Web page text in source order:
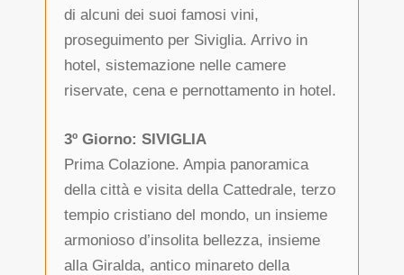
di alcuni dei suoi famosi vini,
proseguimento per Siviglia. Arrivo in
hotel, sistemazione nelle camere
riservate, cena e pernottamento in hotel.
3º Giorno: SIVIGLIA
Prima Colazione. Ampia panoramica
della città e visita della Cattedrale, terzo
tempio cristiano del mondo, un insieme
armonioso d’insolita bellezza, insieme
alla Giralda, antico minareto della